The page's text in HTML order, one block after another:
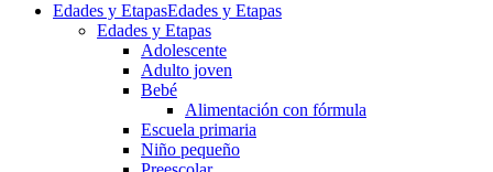
Edades y EtapasEdades y Etapas
Edades y Etapas
Adolescente
Adulto joven
Bebé
Alimentación con fórmula
Escuela primaria
Niño pequeño